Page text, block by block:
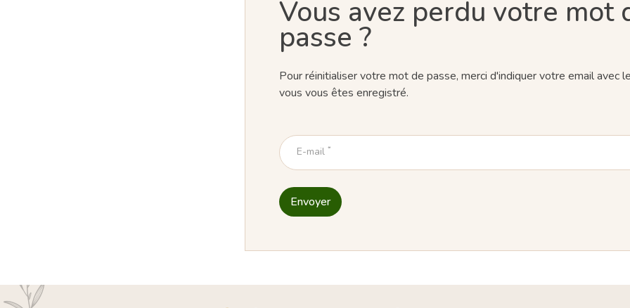
Vous avez perdu votre mot
passe ?
Pour réinitialiser votre mot de passe, merci d'indiquer votre email avec
vous vous êtes enregistré.
E-mail *
Envoyer